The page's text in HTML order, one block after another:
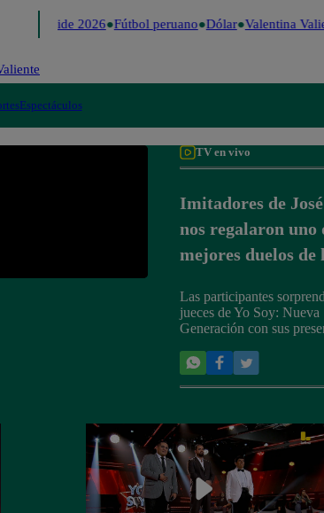
Perú Decide 2026 Fútbol peruano Dólar Valentina
Espectáculos
TV en vivo
Imitadores de
nos regalaron uno
mejores duelos de
Las participantes
jueces de Yo Soy: Nueva
Generación con sus